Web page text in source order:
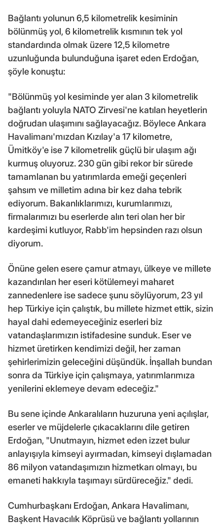
Bağlantı yolunun 6,5 kilometrelik kesiminin
bölünmüş yol, 6 kilometrelik kısmının tek yol
standardında olmak üzere 12,5 kilometre
uzunluğunda bulunduğuna işaret eden Erdoğan,
şöyle konuştu:
"Bölünmüş yol kesiminde yer alan 3 kilometrelik
bağlantı yoluyla NATO Zirvesi'ne katılan heyetlerin
doğrudan ulaşımını sağlayacağız. Böylece Ankara
Havalimanı'mızdan Kızılay'a 17 kilometre,
Ümitköy'e ise 7 kilometrelik güçlü bir ulaşım ağı
kurmuş oluyoruz. 230 gün gibi rekor bir sürede
tamamlanan bu yatırımlarda emeği geçenleri
şahsım ve milletim adına bir kez daha tebrik
ediyorum. Bakanlıklarımızı, kurumlarımızı,
firmalarımızı bu eserlerde alın teri olan her bir
kardeşimi kutluyor, Rabb'im hepsinden razı olsun
diyorum.
Önüne gelen esere çamur atmayı, ülkeye ve millete
kazandırılan her eseri kötülemeyi maharet
zannedenlere ise sadece şunu söylüyorum, 23 yıl
hep Türkiye için çalıştık, bu millete hizmet ettik, sizin
hayal dahi edemeyeceğiniz eserleri biz
vatandaşlarımızın istifadesine sunduk. Eser ve
hizmet üretirken kendimizi değil, her zaman
şehirlerimizin geleceğini düşündük. İnşallah bundan
sonra da Türkiye için çalışmaya, yatırımlarımıza
yenilerini eklemeye devam edeceğiz."
Bu sene içinde Ankaralıların huzuruna yeni açılışlar,
eserler ve müjdelerle çıkacaklarını dile getiren
Erdoğan, "Unutmayın, hizmet eden izzet bulur
anlayışıyla kimseyi ayırmadan, kimseyi dışlamadan
86 milyon vatandaşımızın hizmetkarı olmayı, bu
emaneti hakkıyla taşımayı sürdüreceğiz." dedi.
Cumhurbaşkanı Erdoğan, Ankara Havalimanı,
Başkent Havacılık Köprüsü ve bağlantı yollarının